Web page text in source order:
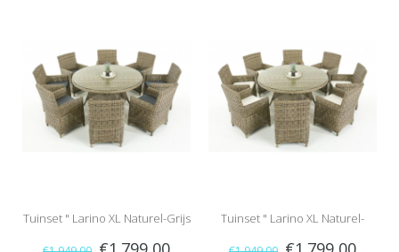
Tuinset " Larino XL Naturel-Grijs Tuinset " Larino XL Naturel-